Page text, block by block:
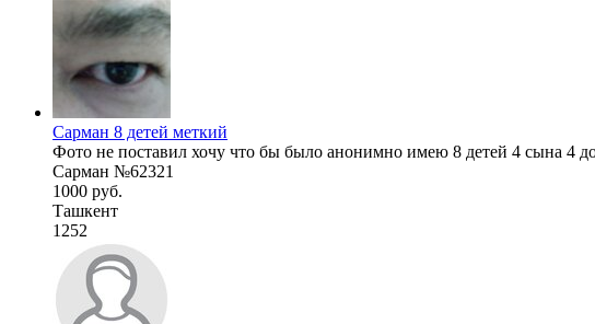
Сарман 8 детей меткий
Фото не поставил хочу что бы было анонимно имею 8 детей 4 сына 4
Сарман №62321
1000 руб.
Ташкент
1252